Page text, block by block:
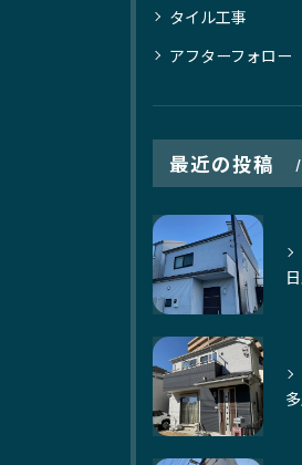
タイル工事
アフターフォロー
最近の投稿